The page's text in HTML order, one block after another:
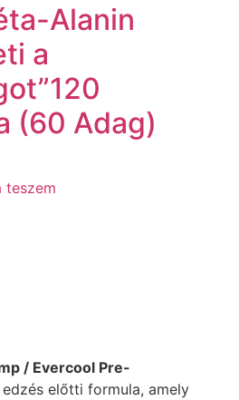
Alanin
a
(60 Adag)
teszem
/ Evercool Pre-
előtti formula, amely